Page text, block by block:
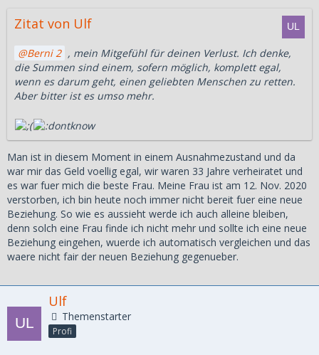
Zitat von Ulf
Berni 2 , mein Mitgefühl für deinen Verlust. Ich denke,
die Summen sind einem, sofern möglich, komplett egal,
wenn es darum geht, einen geliebten Menschen zu retten.
Aber bitter ist es umso mehr.
Man ist in diesem Moment in einem Ausnahmezustand und da
war mir das Geld voellig egal, wir waren 33 Jahre verheiratet und
es war fuer mich die beste Frau. Meine Frau ist am 12. Nov. 2020
verstorben, ich bin heute noch immer nicht bereit fuer eine neue
Beziehung. So wie es aussieht werde ich auch alleine bleiben,
denn solch eine Frau finde ich nicht mehr und sollte ich eine neue
Beziehung eingehen, wuerde ich automatisch vergleichen und das
waere nicht fair der neuen Beziehung gegenueber.
Ulf
Themenstarter
Profi